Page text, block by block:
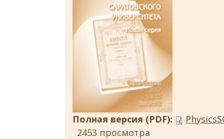
Полная версия (PDF):
2453 просмотра